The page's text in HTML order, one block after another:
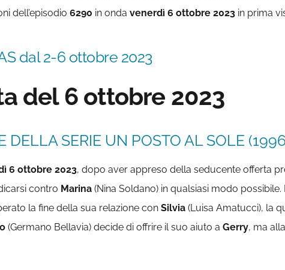
dell’episodio 6290 in onda venerdì 6 ottobre 2023 in prima
dal 2-6 ottobre 2023
del 6 ottobre 2023
DELLA SERIE UN POSTO AL SOLE
6 ottobre 2023, dopo aver appreso della seducente offerta
contro Marina (Nina Soldano) in qualsiasi modo
la fine della sua relazione con Silvia (Luisa Amatucci), la
(Germano Bellavia) decide di offrire il suo aiuto a Gerry, ma